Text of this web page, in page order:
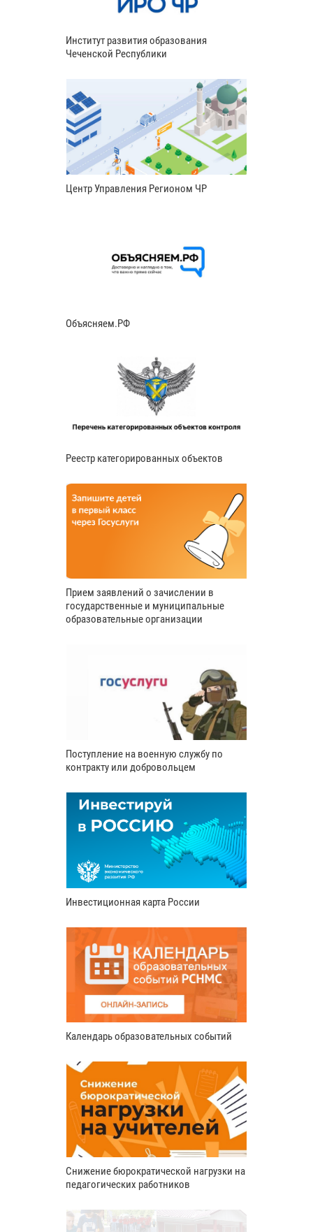
Институт развития образования
Чеченской Республики
Центр Управления Регионом ЧР
Объясняем.РФ
Реестр категорированных объектов
Прием заявлений о зачислении в
государственные и муниципальные
образовательные организации
Поступление на военную службу по
контракту или добровольцем
Инвестиционная карта России
Календарь образовательных событий
Снижение бюрократической нагрузки на
педагогических работников